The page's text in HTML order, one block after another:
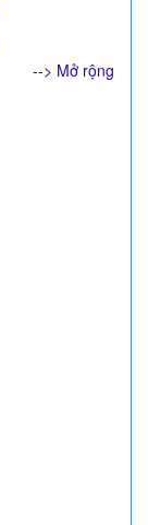
--> Mở rộng